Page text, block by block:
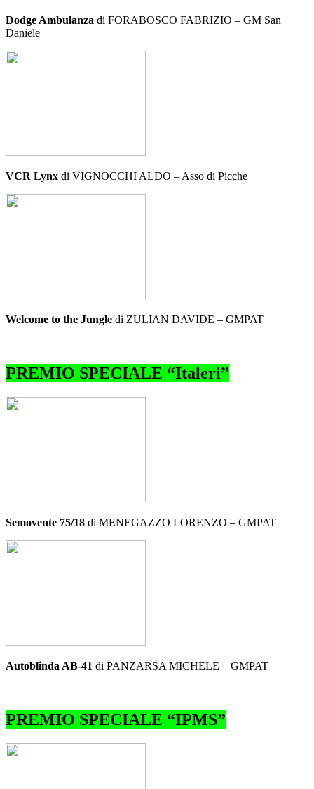
Dodge Ambulanza di FORABOSCO FABRIZIO – GM San
Daniele
VCR Lynx di VIGNOCCHI ALDO – Asso di Picche
Welcome to the Jungle di ZULIAN DAVIDE – GMPAT
PREMIO SPECIALE “Italeri”
Semovente 75/18 di MENEGAZZO LORENZO – GMPAT
Autoblinda AB-41 di PANZARSA MICHELE – GMPAT
PREMIO SPECIALE “IPMS”